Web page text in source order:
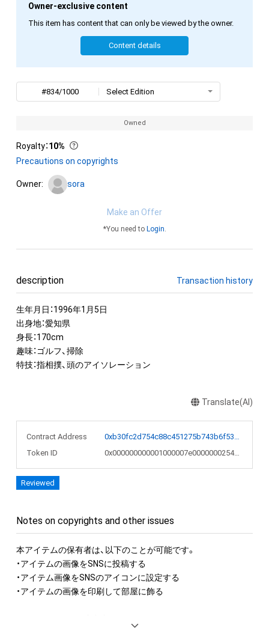
Owner-exclusive content
This item has content that can only be viewed by the owner.
Content details
#834/1000 Select Edition
Owned
Royalty：10%
Precautions on copyrights
Owner: sora
Make an Offer
*You need to Login.
description Transaction history
生年月日：1996年1月5日
出身地：愛知県
身長：170cm
趣味：ゴルフ、掃除
特技：指相撲、頭のアイソレーション
Translate(AI)
Contract Address
0xb30fc2d754c88c451275b743b6f530f19f643683
Token ID
0x000000000001000007e00000002542f5
Reviewed
Notes on copyrights and other issues
本アイテムの保有者は、以下のことが可能です。
・アイテムの画像をSNSに投稿する
・アイテム画像をSNSのアイコンに設定する
・アイテムの画像を印刷して部屋に飾る